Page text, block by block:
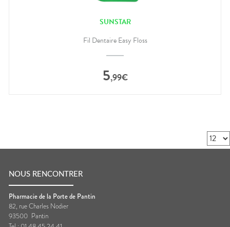
SUNSTAR
Fil Dentaire Easy Floss
5,99€
NOUS RENCONTRER
Pharmacie de la Porte de Pantin
82, rue Charles Nodier
93500 Pantin